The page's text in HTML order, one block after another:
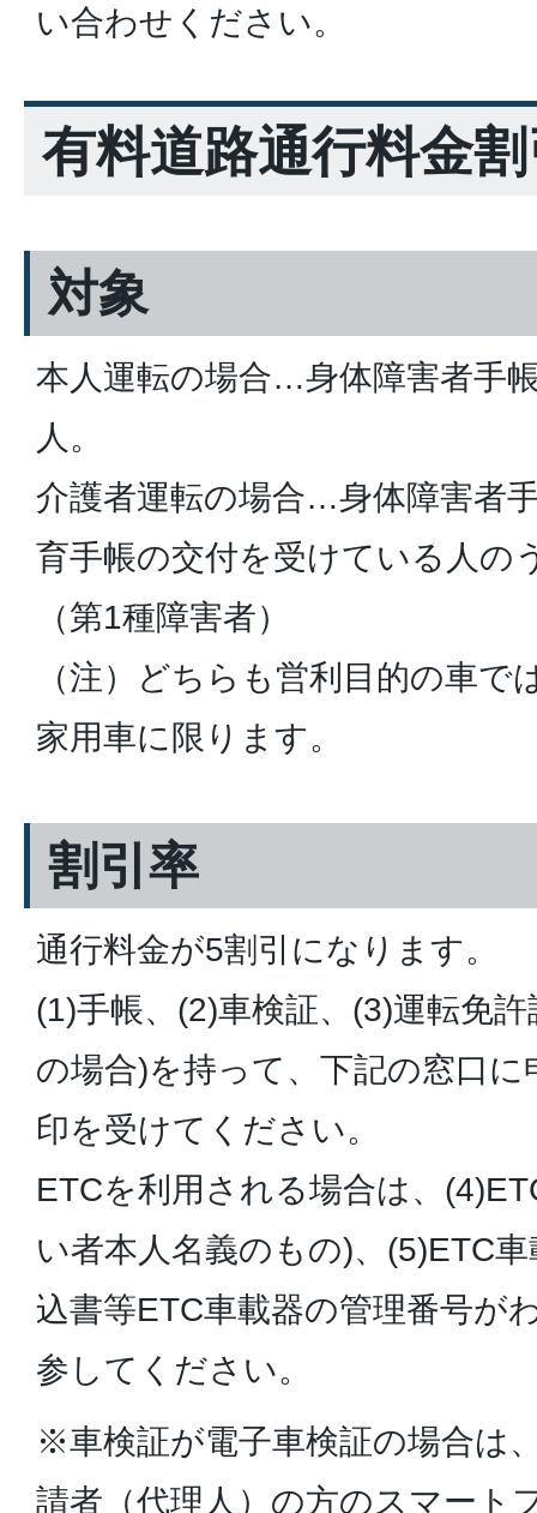
い合わせください。
有料道路通行料金
対象
本人運転の場合…身体障害者手
人。
介護者運転の場合…身体障害者
育手帳の交付を受けている人の
（第1種障害者）
（注）どちらも営利目的の車で
家用車に限ります。
割引率
通行料金が5割引になります。
(1)手帳、(2)車検証、(3)運転免
の場合)を持って、下記の窓口
印を受けてください。
ETCを利用される場合は、
い者本人名義のもの)、(5)ETC
込書等ETC車載器の管理番号が
参してください。
※車検証が電子車検証の場合は
請者（代理人）の方のスマート